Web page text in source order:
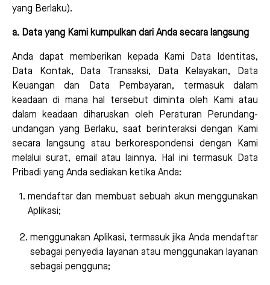
yang Berlaku).
a. Data yang Kami kumpulkan dari Anda secara langsung
Anda dapat memberikan kepada Kami Data Identitas,
Data Kontak, Data Transaksi, Data Kelayakan, Data
Keuangan dan Data Pembayaran, termasuk dalam
keadaan di mana hal tersebut diminta oleh Kami atau
dalam keadaan diharuskan oleh Peraturan Perundang-
undangan yang Berlaku, saat berinteraksi dengan Kami
secara langsung atau berkorespondensi dengan Kami
melalui surat, email atau lainnya. Hal ini termasuk Data
Pribadi yang Anda sediakan ketika Anda:
mendaftar dan membuat sebuah akun menggunakan
Aplikasi;
menggunakan Aplikasi, termasuk jika Anda mendaftar
sebagai penyedia layanan atau menggunakan layanan
sebagai pengguna;